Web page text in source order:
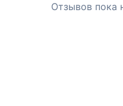
Отзывов пока